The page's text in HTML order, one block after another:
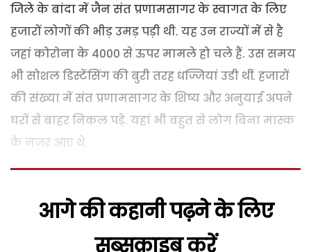
जिले के बांदा में जैन संत प्रणामसागर के स्वागत के लिए
हजारों लोगों की भीड़ उमड़ पड़ी थी. यह उन राज्यों में से है
जहां कोरोना के 4000 से ऊपर मामले हो चले हैं. उस समय
भी सोशल डिस्टेंसिंग की बुरी तरह धज्जियां उडी थीं. हजारों
की संख्या में संत प्रणामसागर के शिष्य और अनुयाई अपने
घरों से बाहर निकल पड़े. यहां भी बहुत से लोग बिना मास्क
के नजर आए थे.
आगे की कहानी पढ़ने के लिए
सब्सक्राइब करें